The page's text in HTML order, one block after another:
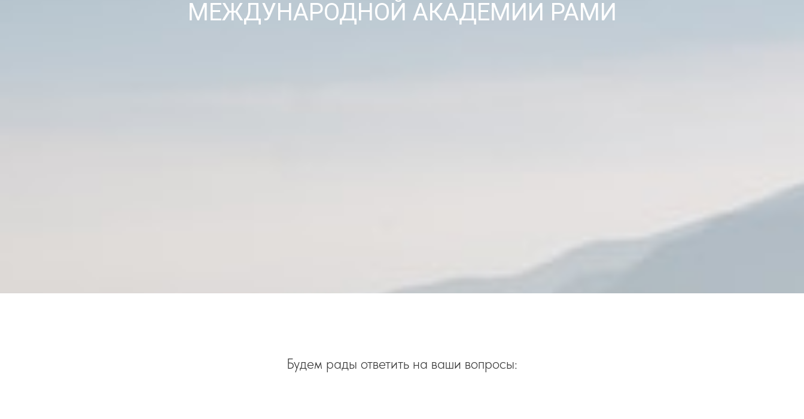
МЕЖДУНАРОДНОЙ АКАДЕМИИ РАМИ
Будем рады ответить на ваши вопросы: